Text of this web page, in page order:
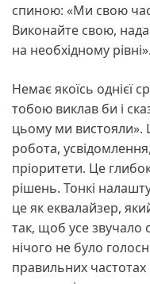
спиною: «Ми свою
Виконайте свою,
на необхідному рівні».
Немає якоїсь однієї
тобою виклав би і
цьому ми вистояли».
робота,
пріоритети. Це
рішень. Тонкі
це як еквалайзер,
так, щоб усе звучало
нічого не було
правильних